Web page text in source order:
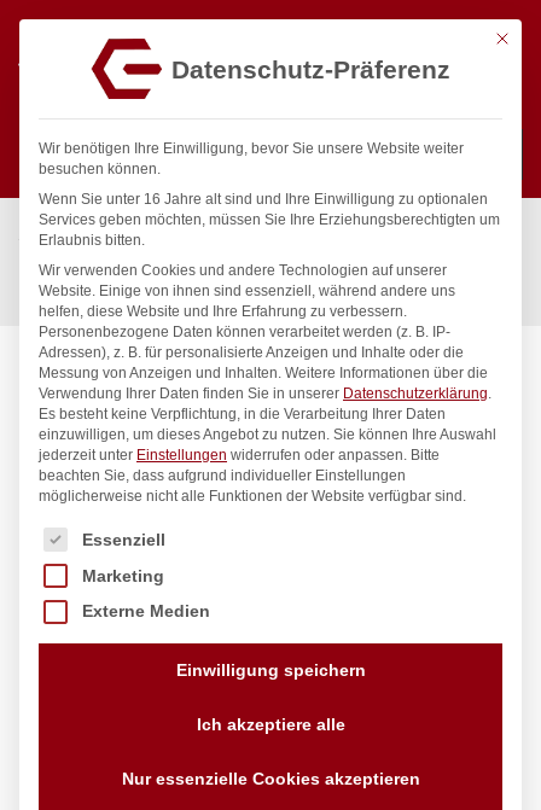
Suchen
Start / Gastronomiebedarf & Gastro Geräte für Profis
Küchenartikel
Backutensilien
Backsieb, rund, HENDI, für Paniermehl, ø250x(H)75mm
Mit
Datenschutz-Präferenz
Wir benötigen Ihre Einwilligung, bevor Sie unsere Website weiter
besuchen können.
Wenn Sie unter 16 Jahre alt sind und Ihre Einwilligung zu optionalen
Services geben möchten, müssen Sie Ihre Erziehungsberechtigten um
Erlaubnis bitten.
Wir verwenden Cookies und andere Technologien auf unserer
Website. Einige von ihnen sind essenziell, während andere uns
helfen, diese Website und Ihre Erfahrung zu verbessern.
Personenbezogene Daten können verarbeitet werden (z. B. IP-
Adressen), z. B. für personalisierte Anzeigen und Inhalte oder die
Messung von Anzeigen und Inhalten. Weitere Informationen über die
Verwendung Ihrer Daten finden Sie in unserer Datenschutzerklärung.
Es besteht keine Verpflichtung, in die Verarbeitung Ihrer Daten
einzuwilligen, um dieses Angebot zu nutzen. Sie können Ihre Auswahl
jederzeit unter Einstellungen widerrufen oder anpassen. Bitte
beachten Sie, dass aufgrund individueller Einstellungen
möglicherweise nicht alle Funktionen der Website verfügbar sind.
Es folgt eine Liste der Service-Gruppen, für die eine
Essenziell
Marketing
Externe Medien
Einwilligung speichern
Ich akzeptiere alle
Nur essenzielle Cookies akzeptieren